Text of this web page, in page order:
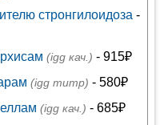
стронгилоидоза -
(igg кач.) - 915₽
(igg титр) - 580₽
(igg кач.) - 685₽